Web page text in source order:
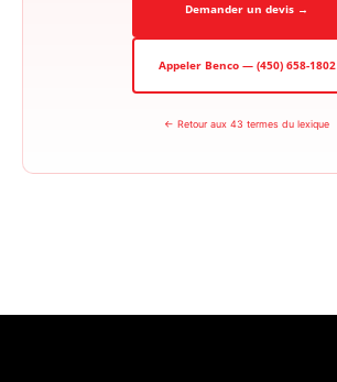
Demander un devis →
Appeler Benco — (450) 658-1802
← Retour aux 43 termes du lexique